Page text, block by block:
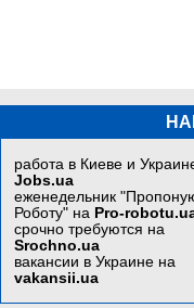
работа в Киеве и
Jobs.ua
еженедельник
Роботу" на Pro-
срочно требуются на
Srochno.ua
вакансии в Украине на
vakansii.ua